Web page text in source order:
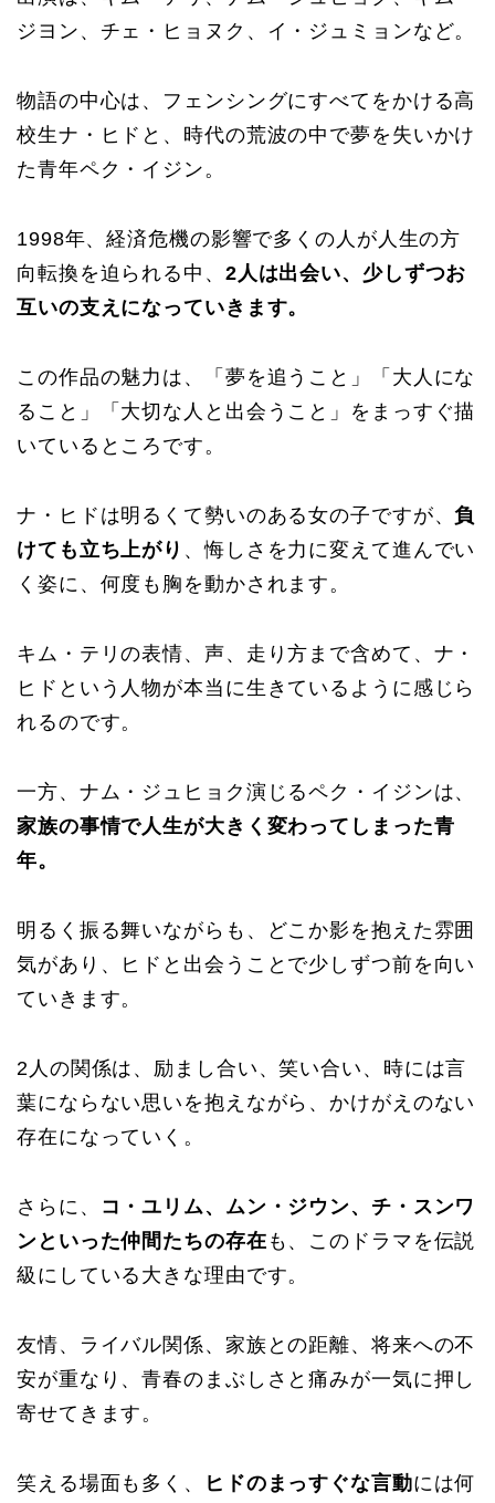
ジヨン、チェ・ヒョヌク、イ・ジュミョンなど。
物語の中心は、フェンシングにすべてをかける高
校生ナ・ヒドと、時代の荒波の中で夢を失いかけ
た青年ペク・イジン。
1998年、経済危機の影響で多くの人が人生の方
向転換を迫られる中、 2人は出会い、少しずつお
互いの支えになっていきます。
この作品の魅力は、「夢を追うこと」「大人にな
ること」「大切な人と出会うこと」をまっすぐ描
いているところです。
ナ・ヒドは明るくて勢いのある女の子ですが、負
けても立ち上がり 、悔しさを力に変えて進んでい
く姿に、何度も胸を動かされます。
キム・テリの表情、声、走り方まで含めて、ナ・
ヒドという人物が本当に生きているように感じら
れるのです。
一方、ナム・ジュヒョク演じるペク・イジンは、
家族の事情で人生が大きく変わってしまった青
年。
明るく振る舞いながらも、どこか影を抱えた雰囲
気があり、ヒドと出会うことで少しずつ前を向い
ていきます。
2人の関係は、励まし合い、笑い合い、時には言
葉にならない思いを抱えながら、かけがえのない
存在になっていく。
さらに、
コ・ユリム、ムン・ジウン、チ・スンワ
ンといった仲間たちの存在 も、このドラマを伝説
級にしている大きな理由です。
友情、ライバル関係、家族との距離、将来への不
安が重なり、青春のまぶしさと痛みが一気に押し
寄せてきます。
笑える場面も多く、 ヒドのまっすぐな言動には何